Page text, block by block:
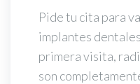
Pide tu cita para
implantes
primera visita,
son